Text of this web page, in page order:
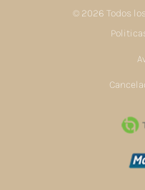
© 2026 Todos